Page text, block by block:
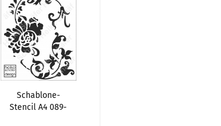
Schablone-
Stencil A4 089-